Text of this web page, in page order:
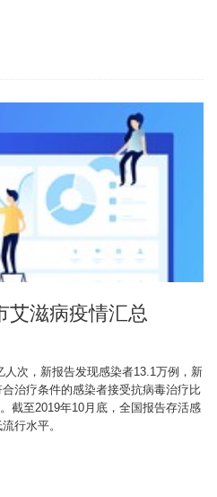
艾滋病疫情汇总
次，新报告发现感染者13.1万例，新
治疗条件的感染者接受抗病毒治疗比
截至2019年10月底，全国报告存活感
行水平。